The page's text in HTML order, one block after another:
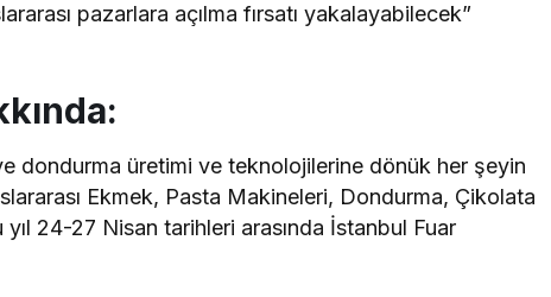
pazarlara açılma fırsatı yakalayabilecek”
dondurma üretimi ve teknolojilerine dönük her şeyin
Ekmek, Pasta Makineleri, Dondurma, Çikolata
24-27 Nisan tarihleri arasında İstanbul Fuar